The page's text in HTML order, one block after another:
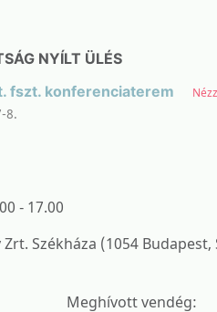
NYÍLT ÜLÉS
fszt. konferenciaterem
8.
- 17.00
Székháza (1054 Budapest,
Meghívott vendég: